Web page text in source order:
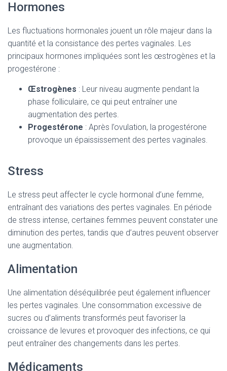
Hormones
Les fluctuations hormonales jouent un rôle majeur dans la
quantité et la consistance des pertes vaginales. Les
principaux hormones impliquées sont les œstrogènes et la
progestérone :
Œstrogènes : Leur niveau augmente pendant la
phase folliculaire, ce qui peut entraîner une
augmentation des pertes.
Progestérone : Après l’ovulation, la progestérone
provoque un épaississement des pertes vaginales.
Stress
Le stress peut affecter le cycle hormonal d’une femme,
entraînant des variations des pertes vaginales. En période
de stress intense, certaines femmes peuvent constater une
diminution des pertes, tandis que d’autres peuvent observer
une augmentation.
Alimentation
Une alimentation déséquilibrée peut également influencer
les pertes vaginales. Une consommation excessive de
sucres ou d’aliments transformés peut favoriser la
croissance de levures et provoquer des infections, ce qui
peut entraîner des changements dans les pertes.
Médicaments